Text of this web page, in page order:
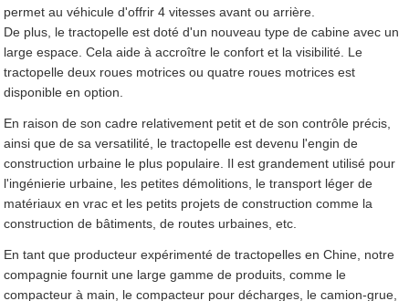
permet au véhicule d'offrir 4 vitesses avant ou arrière.
De plus, le tractopelle est doté d'un nouveau type de cabine avec un
large espace. Cela aide à accroître le confort et la visibilité. Le
tractopelle deux roues motrices ou quatre roues motrices est
disponible en option.
En raison de son cadre relativement petit et de son contrôle précis,
ainsi que de sa versatilité, le tractopelle est devenu l'engin de
construction urbaine le plus populaire. Il est grandement utilisé pour
l'ingénierie urbaine, les petites démolitions, le transport léger de
matériaux en vrac et les petits projets de construction comme la
construction de bâtiments, de routes urbaines, etc.
En tant que producteur expérimenté de tractopelles en Chine, notre
compagnie fournit une large gamme de produits, comme le
compacteur à main, le compacteur pour décharges, le camion-grue,